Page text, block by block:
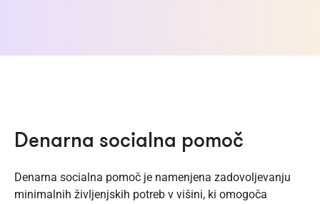
Denarna socialna pomoč
Denarna socialna pomoč je namenjena zadovoljevanju
minimalnih življenjskih potreb v višini, ki omogoča